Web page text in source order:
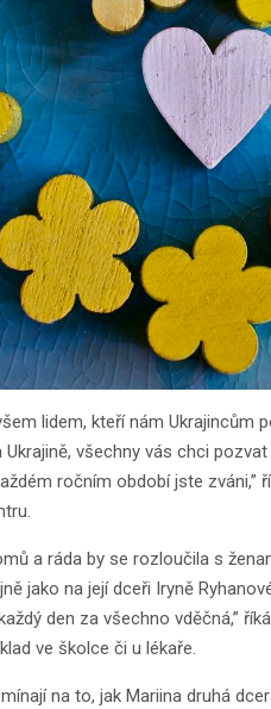
lidem, kteří nám Ukrajincům
všechny vás chci
ročním období jste zváni,”
a ráda by se rozloučila s
jako na její dceři Iryně
den za všechno vděčná,”
ve školce či u lékaře.
na to, jak Mariina druhá